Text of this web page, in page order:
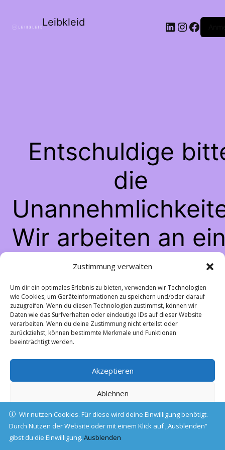
Zustimmung verwalten
Um dir ein optimales Erlebnis zu bieten, verwenden wir Technologien
wie Cookies, um Geräteinformationen zu speichern und/oder darauf
zuzugreifen. Wenn du diesen Technologien zustimmst, können wir
Daten wie das Surfverhalten oder eindeutige IDs auf dieser Website
verarbeiten. Wenn du deine Zustimmung nicht erteilst oder
zurückziehst, können bestimmte Merkmale und Funktionen
beeinträchtigt werden.
Akzeptieren
Ablehnen
Einstellungen ansehen
Cookie-RichtlinieDatenschutz
Leibkleid LinkedIn
Entschuldige
die
Wir arbeiten an
großartigen
schau bald
vorbei!
Wir nutzen Cookies. Für diese wird deine Einwilligung benötigt.
Durch Nutzen der Website oder mit einem Klick auf „Ausblenden“
gibst du die Einwilligung.Ausblenden